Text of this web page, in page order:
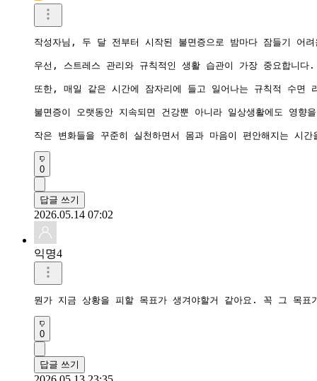
작성자님, 두 달 전부터 시작된 불면증으로 밤마다 잠들기 어
우선, 스트레스 관리와 규칙적인 생활 습관이 가장 중요합니
또한, 매일 같은 시간에 잠자리에 들고 일어나는 규칙적 수면
불면증이 오랫동안 지속되면 건강뿐 아니라 일상생활에도 영
작은 변화들을 꾸준히 실천하면서 몸과 마음이 편안해지는
0
답글 쓰기
2026.05.14 07:02
익명4
뭔가 지금 상황을 피할 목표가 생겨야할거 같아요. 꼭 그 목
0
답글 쓰기